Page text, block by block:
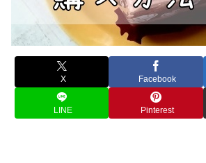
X Facebook
LINE Pinterest